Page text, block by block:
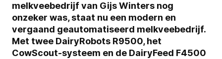
melkveebedrijf van Gijs Winters nog
onzeker was, staat nu een modern en
vergaand geautomatiseerd melkveebedrijf.
Met twee DairyRobots R9500, het
CowScout-systeem en de DairyFeed F4500